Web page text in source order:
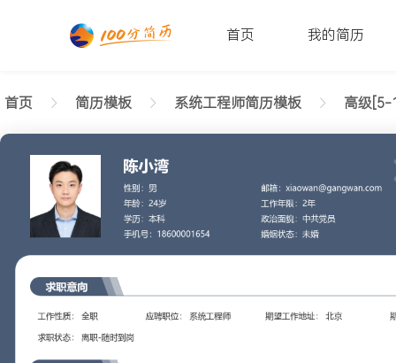
首页 我的简历
首页 简历模板 系统工程师简历模板 高级[5-
返回样式图
正在查看高级系统工程师经典简历模板文字版
陈小湾
性别: 男年龄: 26 学历: 本科婚姻状态: 未婚 工作年限: 4年 政治面貌: 党
邮箱: xiaowan@gangwan.com